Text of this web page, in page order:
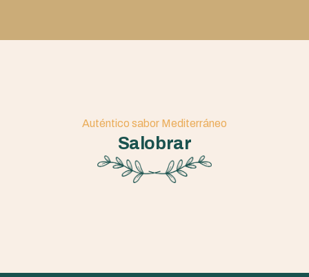
Auténtico sabor Mediterráneo
Salobrar